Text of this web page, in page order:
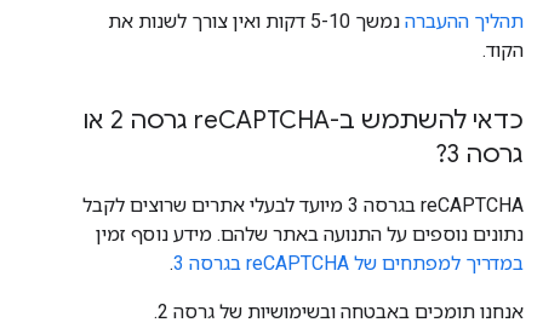
תהליך ההעברה
נמשך 5-10 דקות ואין צורך לשנות את
הקוד.
כדאי להשתמש ב-re
CAPTCHA גרסה 2 או
גרסה 3?
‫reCAPTCHA בגרסה 3 מיועד לבעלי אתרים שרוצים לקבל
נתונים נוספים על התנועה באתר שלהם. מידע נוסף זמין
במדריך למפתחים של reCAPTCHA בגרסה 3
.
אנחנו תומכים באבטחה ובשימושיות של גרסה 2.